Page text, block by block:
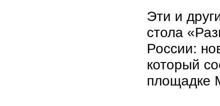
Эти и
стола
России:
который
площадке